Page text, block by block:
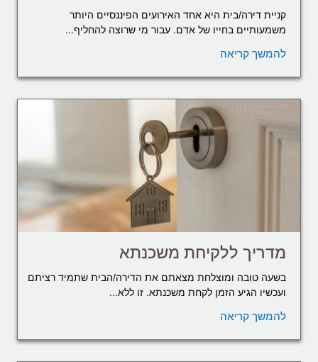
קניית דירה/בית היא אחד האירועים הפיננסיים היותר
משמעותיים בחייו של אדם. עבור מי שרוצה להחליף...
להמשך קריאה
מדריך ללקיחת משכנתא
בשעה טובה ומוצלחת מצאתם את הדירה/הבית שתמיד רציתם
ועכשיו הגיע הזמן לקחת משכנתא. זו ללא...
להמשך קריאה